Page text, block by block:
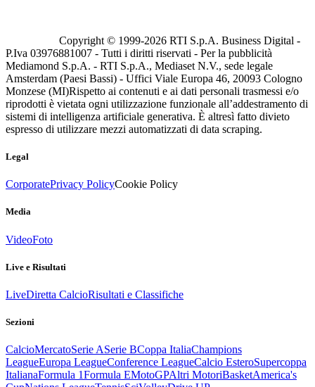
Copyright © 1999-2026 RTI S.p.A. Business Digital -
P.Iva 03976881007 - Tutti i diritti riservati - Per la pubblicità
Mediamond S.p.A. - RTI S.p.A., Mediaset N.V., sede legale
Amsterdam (Paesi Bassi) - Uffici Viale Europa 46, 20093 Cologno
Monzese (MI)Rispetto ai contenuti e ai dati personali trasmessi e/o
riprodotti è vietata ogni utilizzazione funzionale all’addestramento di
sistemi di intelligenza artificiale generativa. È altresì fatto divieto
espresso di utilizzare mezzi automatizzati di data scraping.
Legal
CorporatePrivacy PolicyCookie Policy
Media
VideoFoto
Live e Risultati
LiveDiretta CalcioRisultati e Classifiche
Sezioni
CalcioMercatoSerie ASerie BCoppa ItaliaChampions
LeagueEuropa LeagueConference LeagueCalcio EsteroSupercoppa
ItalianaFormula 1Formula EMotoGPAltri MotoriBasketAmerica's